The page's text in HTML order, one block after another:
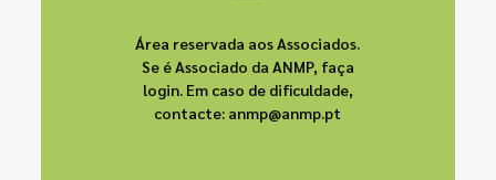
Área reservada aos Associados.
Se é Associado da ANMP, faça
login. Em caso de dificuldade,
contacte: anmp@anmp.pt